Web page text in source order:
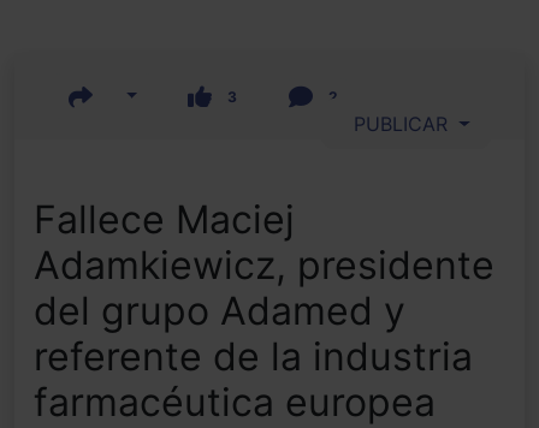
3 2
PUBLICAR
Fallece Maciej
Adamkiewicz, presidente
del grupo Adamed y
referente de la industria
farmacéutica europea